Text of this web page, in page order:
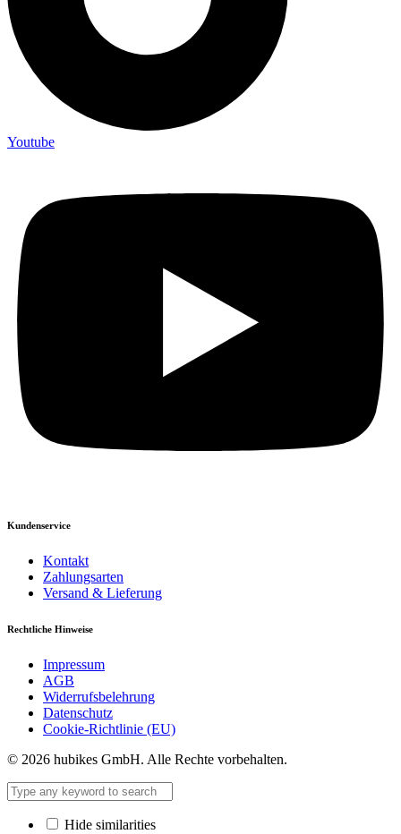
Youtube
Kundenservice
Kontakt
Zahlungsarten
Versand & Lieferung
Rechtliche Hinweise
Impressum
AGB
Widerrufsbelehrung
Datenschutz
Cookie-Richtlinie (EU)
© 2026 hubikes GmbH. Alle Rechte vorbehalten.
Hide similarities